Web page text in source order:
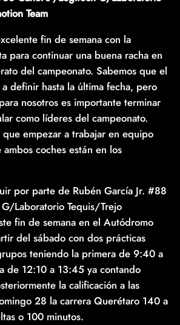
Team
fin de semana con la
para continuar una buena racha en
del campeonato. Sabemos que el
definir hasta la última fecha, pero
nosotros es importante terminar
como líderes del campeonato.
empezar a trabajar en equipo
coches están en los
por parte de Rubén García Jr. #88
Laboratorio Tequis/Trejo
fin de semana en el Autódromo
del sábado con dos prácticas
teniendo la primera de 9:40 a
de 12:10 a 13:45 ya contando
la calificación a las
28 la carrera Querétaro 140 a
o 100 minutos.